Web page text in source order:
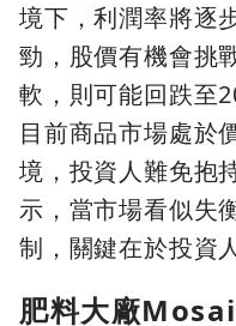
境下，利潤率將逐
勁，股價有機會挑
軟，則可能回跌至
目前商品市場處於
境，投資人難免抱
示，當市場看似失
制，關鍵在於投資
肥料大廠